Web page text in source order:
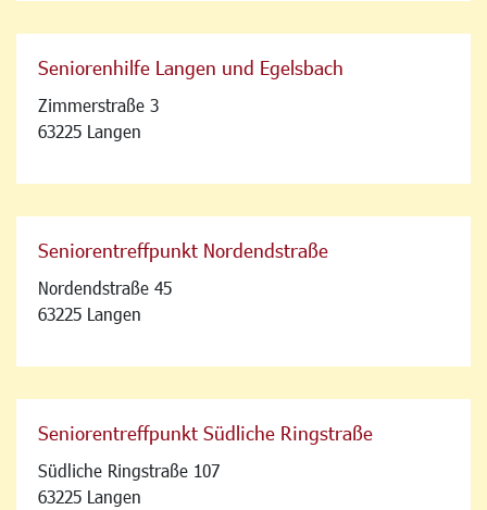
Seniorenhilfe Langen und Egelsbach
Zimmerstraße 3
63225 Langen
Seniorentreffpunkt Nordendstraße
Nordendstraße 45
63225 Langen
Seniorentreffpunkt Südliche Ringstraße
Südliche Ringstraße 107
63225 Langen